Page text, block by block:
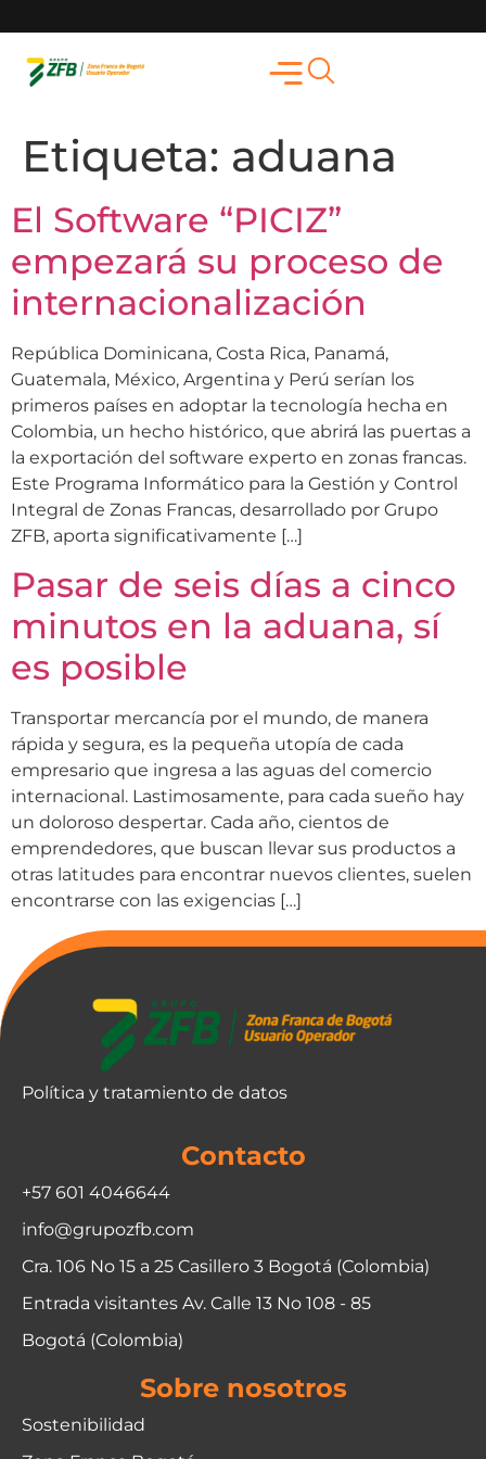
Etiqueta: aduana
El Software “PICIZ”
empezará su proceso de
internacionalización
República Dominicana, Costa Rica, Panamá,
Guatemala, México, Argentina y Perú serían los
primeros países en adoptar la tecnología hecha en
Colombia, un hecho histórico, que abrirá las puertas a
la exportación del software experto en zonas francas.
Este Programa Informático para la Gestión y Control
Integral de Zonas Francas, desarrollado por Grupo
ZFB, aporta significativamente […]
Pasar de seis días a cinco
minutos en la aduana, sí
es posible
Transportar mercancía por el mundo, de manera
rápida y segura, es la pequeña utopía de cada
empresario que ingresa a las aguas del comercio
internacional. Lastimosamente, para cada sueño hay
un doloroso despertar. Cada año, cientos de
emprendedores, que buscan llevar sus productos a
otras latitudes para encontrar nuevos clientes, suelen
encontrarse con las exigencias […]
Política y tratamiento de datos
Contacto
+57 601 4046644
info@grupozfb.com
Cra. 106 No 15 a 25 Casillero 3 Bogotá (Colombia)
Entrada visitantes Av. Calle 13 No 108 - 85
Bogotá (Colombia)
Sobre nosotros
Sostenibilidad